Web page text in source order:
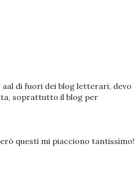
aal di fuori dei blog letterari, devo
soprattutto il blog per
questi mi piacciono tantissimo!